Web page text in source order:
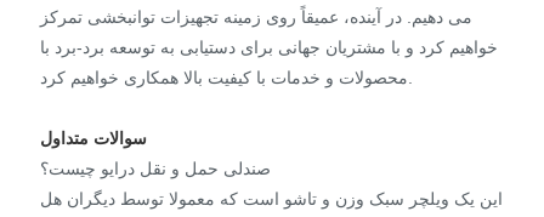
می دهیم. در آینده، عمیقاً روی زمینه تجهیزات توانبخشی تمرکز
خواهیم کرد و با مشتریان جهانی برای دستیابی به توسعه برد-برد با
سوالات متداول
صندلی حمل و نقل درایو چیست؟
این یک ویلچر سبک وزن و تاشو است که معمولا توسط دیگران هل